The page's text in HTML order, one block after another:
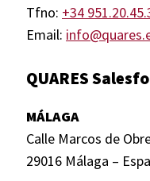
Tfno: +34
Email:
QUARES
MÁLAGA
Calle Marcos de
29016 Málaga –